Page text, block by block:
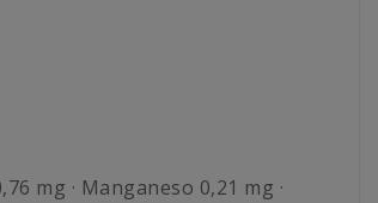
mg · Manganeso 0,21 mg ·